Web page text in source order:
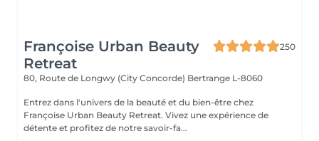
Françoise Urban Beauty
Retreat
250
80, Route de Longwy (City Concorde) Bertrange L-8060
Entrez dans l'univers de la beauté et du bien-être chez
Françoise Urban Beauty Retreat. Vivez une expérience de
détente et profitez de notre savoir-fa...